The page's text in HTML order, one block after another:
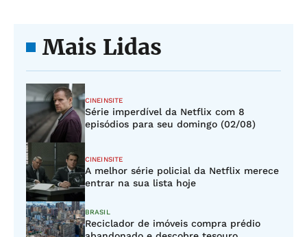
Mais Lidas
CINEINSITE
Série imperdível da Netflix com 8
episódios para seu domingo (02/08)
CINEINSITE
A melhor série policial da Netflix merece
entrar na sua lista hoje
BRASIL
Reciclador de imóveis compra prédio